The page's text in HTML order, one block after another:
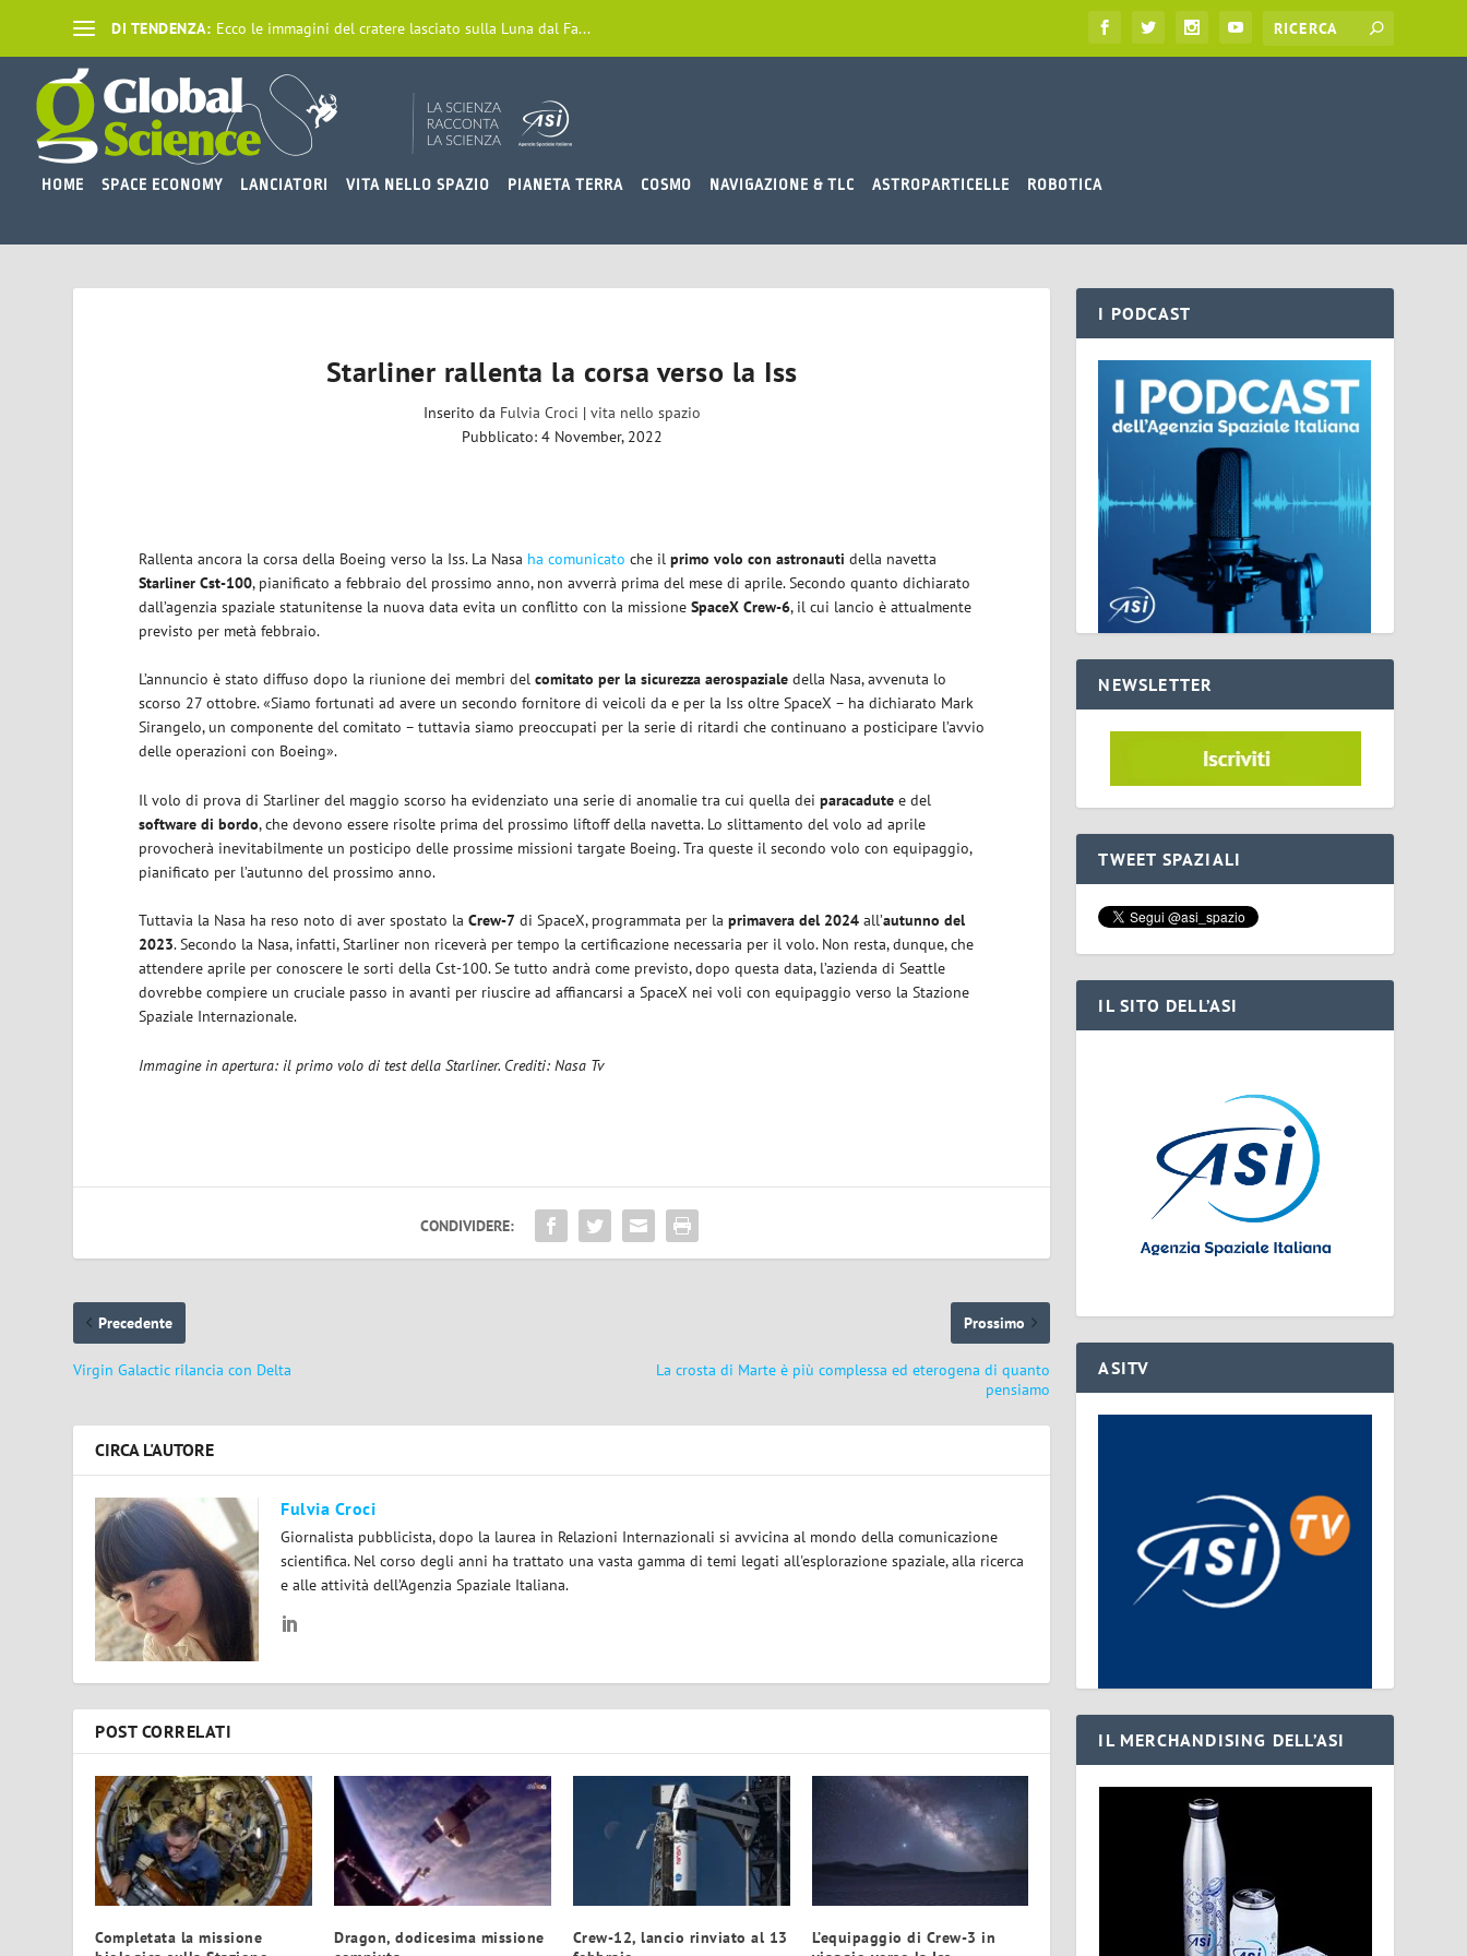
DI TENDENZA: Ecco le immagini del cratere lasciato sulla Luna dal Fa...
HOME SPACE ECONOMY LANCIATORI VITA NELLO SPAZIO PIANETA TERRA COSMO NAVIGAZIONE & TLC ASTROPARTICELLE ROBOTICA
Starliner rallenta la corsa verso la Iss
Inserito da Fulvia Croci | vita nello spazio
Pubblicato: 4 November, 2022
Rallenta ancora la corsa della Boeing verso la Iss. La Nasa ha comunicato che ilprimo volo con astronauti della navetta
Starliner Cst-100, pianificato a febbraio del prossimo anno, non avverrà prima del mese di aprile. Secondo quanto dichiarato
dall’agenzia spaziale statunitense la nuova data evita un conflitto con la missione SpaceX Crew-6, il cui lancio è attualmente
previsto per metà febbraio.
L’annuncio è stato diffuso dopo la riunione dei membri delcomitato per la sicurezza aerospaziale della Nasa, avvenuta lo
scorso 27 ottobre. «Siamo fortunati ad avere un secondo fornitore di veicoli da e per la Iss oltre SpaceX – ha dichiarato Mark
Sirangelo, un componente del comitato – tuttavia siamo preoccupati per la serie di ritardi che continuano a posticipare l’avvio
delle operazioni con Boeing».
Il volo di prova di Starliner del maggio scorso ha evidenziato una serie di anomalie tra cui quella dei paracadute e del
software di bordo, che devono essere risolte prima del prossimo liftoff della navetta. Lo slittamento del volo ad aprile
provocherà inevitabilmente un posticipo delle prossime missioni targate Boeing. Tra queste il secondo volo con equipaggio,
pianificato per l’autunno del prossimo anno.
Tuttavia la Nasa ha reso noto di aver spostato la Crew-7 di SpaceX, programmata per la primavera del 2024 all’autunno del
2023. Secondo la Nasa, infatti, Starliner non riceverà per tempo la certificazione necessaria per il volo. Non resta, dunque, che
attendere aprile per conoscere le sorti della Cst-100. Se tutto andrà come previsto, dopo questa data, l’azienda di Seattle
dovrebbe compiere un cruciale passo in avanti per riuscire ad affiancarsi a SpaceX nei voli con equipaggio verso la Stazione
Spaziale Internazionale.
Immagine in apertura: il primo volo di test della Starliner. Crediti: Nasa Tv
CONDIVIDERE:
Precedente
Virgin Galactic rilancia con Delta
Prossimo
La crosta di Marte è più complessa ed eterogena di quanto
pensiamo
CIRCA L'AUTORE
Fulvia Croci
Giornalista pubblicista, dopo la laurea in Relazioni Internazionali si avvicina al mondo della comunicazione
scientifica. Nel corso degli anni ha trattato una vasta gamma di temi legati all'esplorazione spaziale, alla ricerca
e alle attività dell’Agenzia Spaziale Italiana.
POST CORRELATI
Completata la missione
Dragon, dodicesima missione
Crew-12, lancio rinviato al 13
L’equipaggio di Crew-3 in
I PODCAST
NEWSLETTER
TWEET SPAZIALI
IL SITO DELL’ASI
ASITV
IL MERCHANDISING DELL’ASI